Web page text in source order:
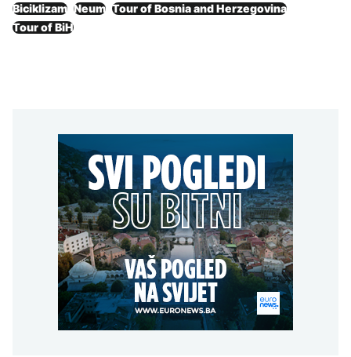
Biciklizam Neum Tour of Bosnia and Herzegovina
Tour of BiH